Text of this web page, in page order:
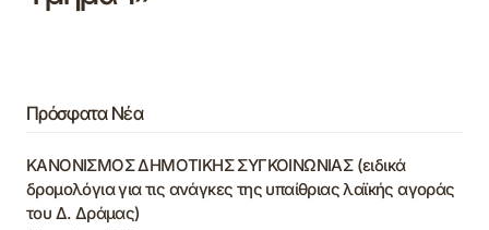
Πρόσφατα Νέα
ΚΑΝΟΝΙΣΜΟΣ ΔΗΜΟΤΙΚΗΣ ΣΥΓΚΟΙΝΩΝΙΑΣ (ειδικά
δρομολόγια για τις ανάγκες της υπαίθριας λαϊκής αγοράς
του Δ. Δράμας)